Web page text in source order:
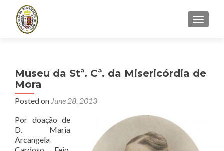
Museu da Stª. Cª. da Misericórdia de
Mora
Posted on June 28, 2013
Por doação de
D. Maria
Arcangela